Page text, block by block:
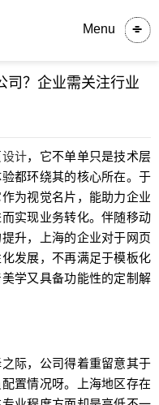
Menu
司？企业需关注行业
设计，它不单单只是技术层
都环绕其的核心所在。于
为视觉名片，能助力企业
实现业务转化。伴随移动
升，上海的企业对于网页
发展，不再满足于模板化
学又具备功能性的定制解
际，公司得着重留意其于
置情况呀。上海地区存在